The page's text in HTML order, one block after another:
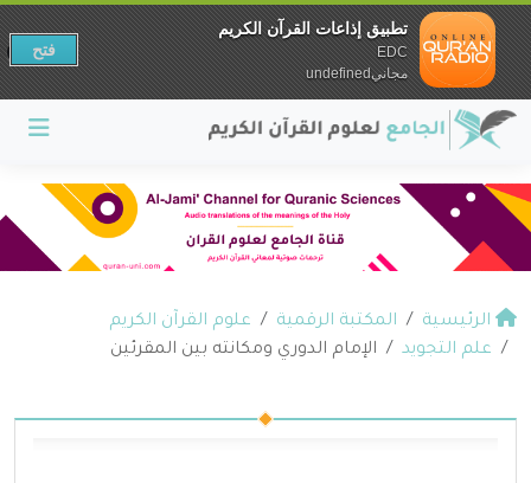
الرئيسية المكتبة الرقمية
علوم القرآن الكريم
علم التجويد
الإمام الدوري ومكانته بين المقرئين
تطبيق إذاعات القرآن الكريم
EDC
مجانيundefined
فتح